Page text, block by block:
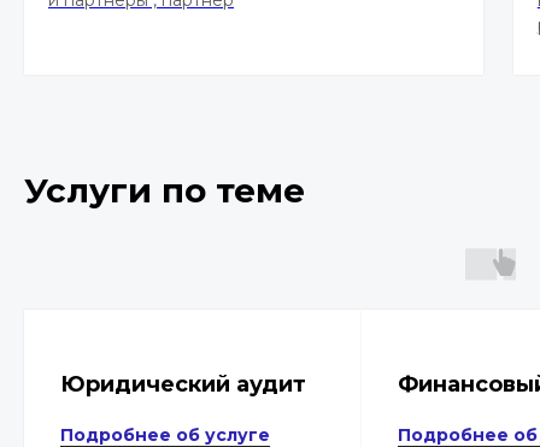
Услуги по теме
Юридический аудит
Подробнее об услуге Подробнее об